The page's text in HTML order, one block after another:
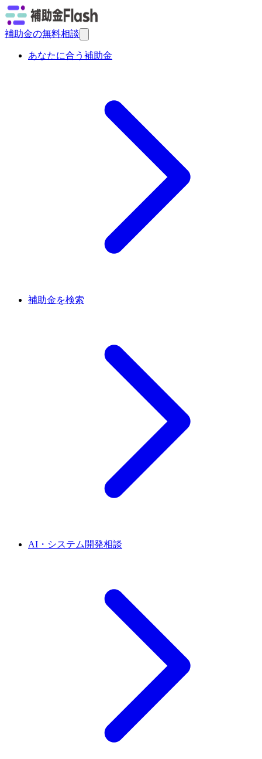
補助金の無料相談
あなたに合う補助金
補助金を検索
AI・システム開発相談